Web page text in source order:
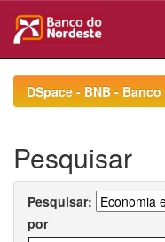
navigationDSpace - BNB -
Pesquisar
Pesquisar:
por